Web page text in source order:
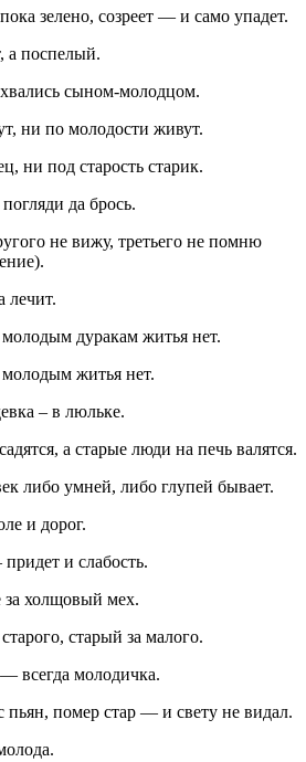
зелено, созреет — и само упадет.
а поспелый.
сыном-молодцом.
ни по молодости живут.
ни под старость старик.
да брось.
не вижу, третьего не помню
лечит.
дуракам житья нет.
житья нет.
– в люльке.
а старые люди на печь валятся.
либо умней, либо глупей бывает.
и дорог.
и слабость.
холщовый мех.
старый за малого.
всегда молодичка.
пьян, помер стар — и свету не видал.